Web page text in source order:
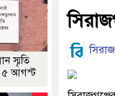
স্মৃতি
৫ আগস্ট